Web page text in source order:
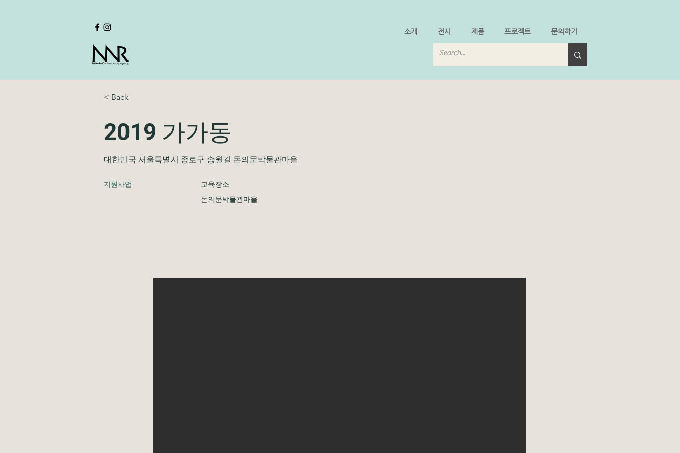
소개 전시 제품 프로젝트 문의하기
< Back
2019 가가동
대한민국 서울특별시 종로구 송월길 돈의문박물관마을
​지원사업
교육장소
돈의문박물관마을